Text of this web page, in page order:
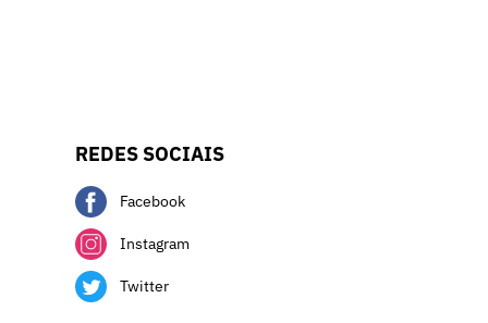
REDES SOCIAIS
Facebook
Instagram
Twitter